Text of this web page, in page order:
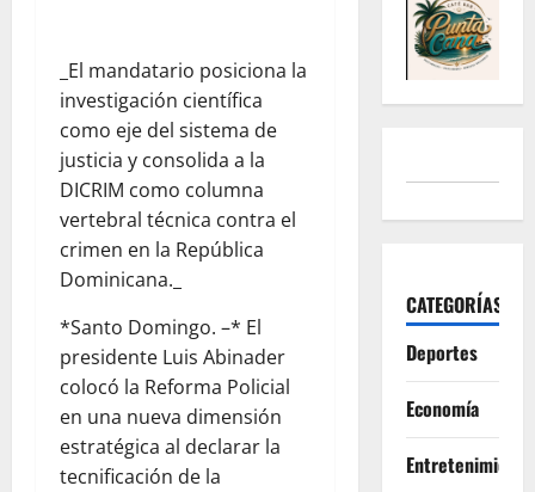
_El mandatario posiciona la
investigación científica
como eje del sistema de
justicia y consolida a la
DICRIM como columna
vertebral técnica contra el
crimen en la República
Dominicana._
*Santo Domingo. –* El
presidente Luis Abinader
colocó la Reforma Policial
en una nueva dimensión
estratégica al declarar la
tecnificación de la
CATEGORÍAS
Deportes
Economía
Entretenimiento